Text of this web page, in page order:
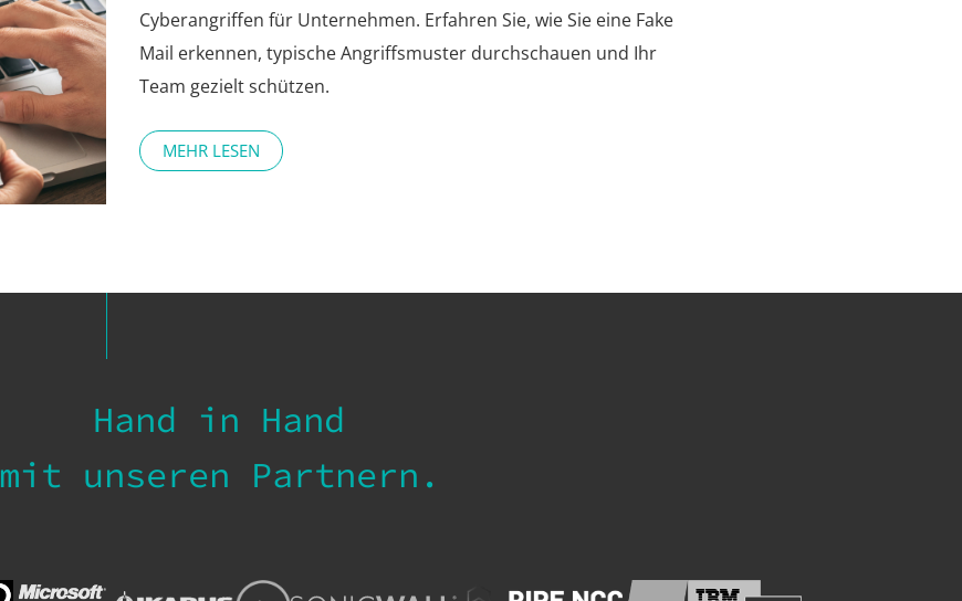
Cyberangriffen für Unternehmen. Erfahren Sie, wie Sie eine Fake
Mail erkennen, typische Angriffsmuster durchschauen und Ihr
Team gezielt schützen.
MEHR LESEN
Hand in Hand
mit unseren Partnern.